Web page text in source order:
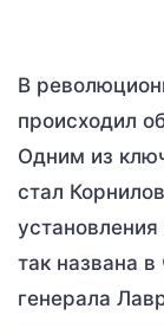
В
происходил
Одним из
стал
так названа
генерала